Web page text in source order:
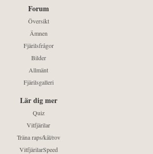
Forum
Översikt
Ämnen
Fjärilsfrågor
Bilder
Allmänt
Fjärilsgalleri
Lär dig mer
Quiz
Vitfjärilar
Träna raps/kål/rov
VitfjärilarSpeed